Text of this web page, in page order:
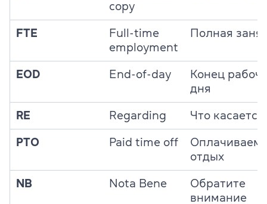
copy
FTE
Full-time
employment
Полная
EOD End-of-day
Конец
дня
RE Regarding Что касается
PTO Paid time off
отдых
NB Nota Bene
Обратите
внимание